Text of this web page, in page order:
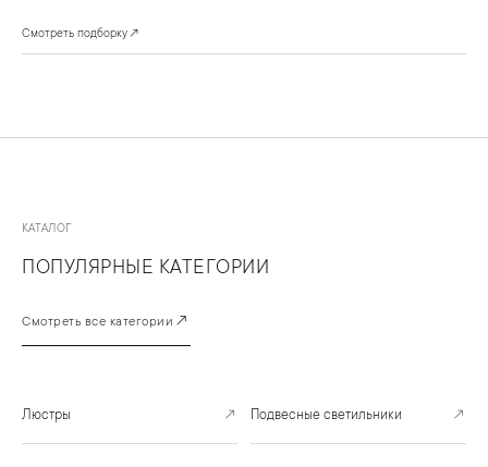
Смотреть подборку ↗
КАТАЛОГ
ПОПУЛЯРНЫЕ КАТЕГОРИИ
Смотреть все категории ↗
Люстры ↗ Подвесные светильники ↗